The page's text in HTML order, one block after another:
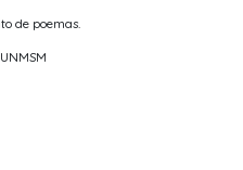
de poemas.